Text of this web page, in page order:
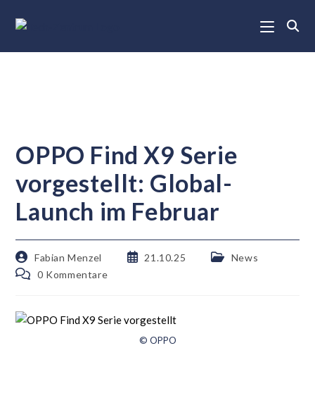
OPPO Find X9 Serie
vorgestellt: Global-
Launch im Februar
Fabian Menzel 21.10.25
News
0 Kommentare
© OPPO